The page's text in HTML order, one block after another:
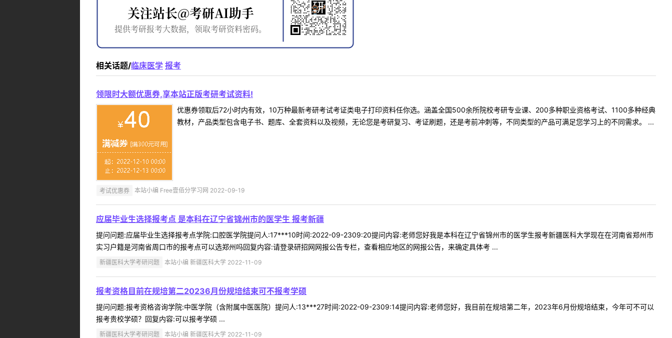
相关话题/临床医学 报考
领限时大额优惠券,享本站正版考研考试资料!
优惠券领取后72小时内有效，10万种最新考研考试考证类电子打印资料任你选。涵盖全国500余所院校考研专业课、200多种职业资格考试、1100多种经典
教材，产品类型包含电子书、题库、全套资料以及视频，无论您是考研复习、考证刷题，还是考前冲刺等，不同类型的产品可满足您学习上的不同需求。 ...
考试优惠券 本站小编 Free壹佰分学习网 2022-09-19
应届毕业生选择报考点 是本科在辽宁省锦州市的医学生 报考新疆
提问问题:应届毕业生选择报考点学院:口腔医学院提问人:17***10时间:2022-09-2309:20提问内容:老师您好我是本科在辽宁省锦州市的医学生报考新疆医科大学现在在河南省郑州市
实习户籍是河南省周口市的报考点可以选郑州吗回复内容:请登录研招网网报公告专栏，查看相应地区的网报公告，来确定具体考 ...
新疆医科大学考研问题 本站小编 新疆医科大学 2022-11-09
报考资格目前在规培第二20236月份规培结束可不报考学硕
提问问题:报考资格咨询学院:中医学院（含附属中医医院）提问人:13***27时间:2022-09-2309:14提问内容:老师您好，我目前在规培第二年，2023年6月份规培结束，今年可不可以
报考贵校学硕？回复内容:可以报考学硕 ...
新疆医科大学考研问题 本站小编 新疆医科大学 2022-11-09